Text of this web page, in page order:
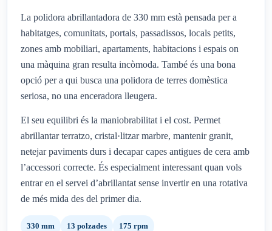
La polidora abrillantadora de 330 mm està pensada per a
habitatges, comunitats, portals, passadissos, locals petits,
zones amb mobiliari, apartaments, habitacions i espais on
una màquina gran resulta incòmoda. També és una bona
opció per a qui busca una polidora de terres domèstica
seriosa, no una enceradora lleugera.
El seu equilibri és la maniobrabilitat i el cost. Permet
abrillantar terratzo, cristal·litzar marbre, mantenir granit,
netejar paviments durs i decapar capes antigues de cera amb
l’accessori correcte. És especialment interessant quan vols
entrar en el servei d’abrillantat sense invertir en una rotativa
de més mida des del primer dia.
330 mm 13 polzades 175 rpm